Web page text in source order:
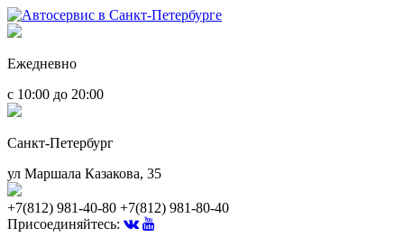
Ежедневно
с 10:00 до 20:00
Санкт-Петербург
ул Маршала Казакова, 35
+7(812) 981-40-80 +7(812) 981-80-40
Присоединяйтесь: